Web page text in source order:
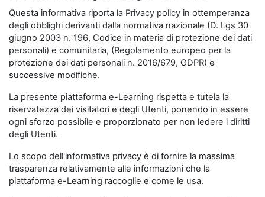
Questa informativa riporta la Privacy policy in ottemperanza
degli obblighi derivanti dalla normativa nazionale (D. Lgs 30
giugno 2003 n. 196, Codice in materia di protezione dei dati
personali) e comunitaria, (Regolamento europeo per la
protezione dei dati personali n. 2016/679, GDPR) e
successive modifiche.
La presente piattaforma e-Learning rispetta e tutela la
riservatezza dei visitatori e degli Utenti, ponendo in essere
ogni sforzo possibile e proporzionato per non ledere i diritti
degli Utenti.
Lo scopo dell'informativa privacy è di fornire la massima
trasparenza relativamente alle informazioni che la
piattaforma e-Learning raccoglie e come le usa.